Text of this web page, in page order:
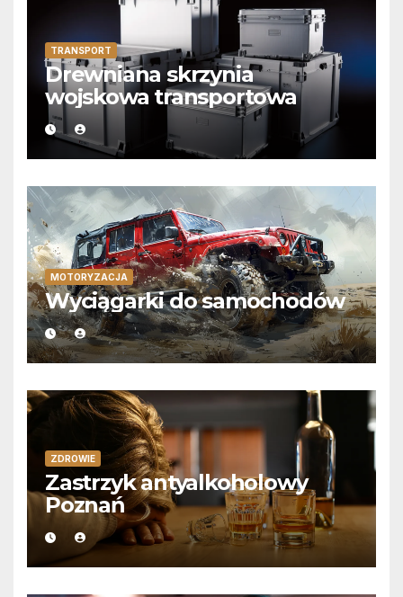
TRANSPORT
Drewniana skrzynia
wojskowa transportowa
MOTORYZACJA
Wyciągarki do samochodów
ZDROWIE
Zastrzyk antyalkoholowy
Poznań